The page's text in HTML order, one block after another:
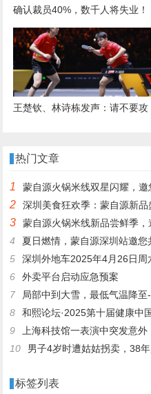
确认裁员40%，数千人将失业！
股价暴涨
王楚钦、林诗栋发声：请不要攻
热门文章
1 蒙自源火锅米线双星闪耀，邀
2 深圳美食狂欢季：蒙自源新
3
蒙自源火锅米线新品尝鲜季，
4
夏日燃情，蒙自源深圳站邀您
5
深圳外地车2025年4月26日周
6
外卖平台启动应急预案
7
局部中到大雪，最低气温降至-13℃，
8
和熙论坛·2025第十届健康中
9
上海科技馆一表演中突发意
10
男子4岁时遭姑姑拐卖，38年后终回家认亲
标签列表